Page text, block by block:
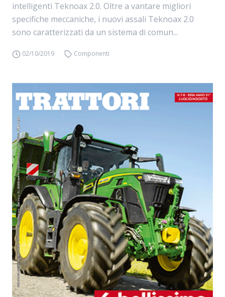
intelligenti Teknoax 2.0. Oltre a vantare migliori
specifiche meccaniche, i nuovi assali Teknoax 2.0
sono caratterizzati da un sistema di comun...
02/10/2019 Componenti